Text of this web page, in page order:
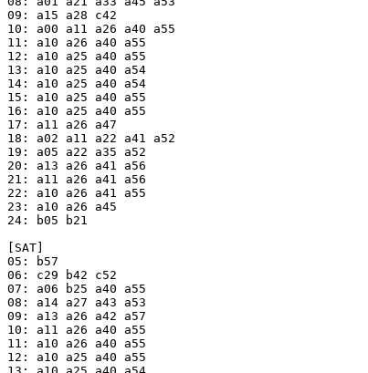
09: a15 a28 c42
10: a00 a11 a26 a40 a55
11: a10 a26 a40 a55
12: a10 a25 a40 a55
13: a10 a25 a40 a54
14: a10 a25 a40 a54
15: a10 a25 a40 a55
16: a10 a25 a40 a55
17: a11 a26 a47
18: a02 a11 a22 a41 a52
19: a05 a22 a35 a52
20: a13 a26 a41 a56
21: a11 a26 a41 a56
22: a10 a26 a41 a55
23: a10 a26 a45
24: b05 b21
[SAT]
05: b57
06: c29 b42 c52
07: a06 b25 a40 a55
08: a14 a27 a43 a53
09: a13 a26 a42 a57
10: a11 a26 a40 a55
11: a10 a26 a40 a55
12: a10 a25 a40 a55
13: a10 a25 a40 a54